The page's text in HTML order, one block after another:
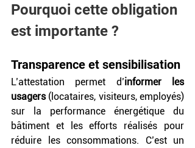
Pourquoi cette obligation
est importante ?
Transparence et sensibilisation
L’attestation permet d’informer les
usagers (locataires, visiteurs, employés)
sur la performance énergétique du
bâtiment et les efforts réalisés pour
réduire les consommations. C’est un